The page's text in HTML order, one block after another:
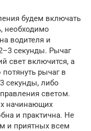
будем включать
необходимо
водителя и
секунды. Рычаг
свет включится, а
рычаг в
секунды, либо
светом.
начинающих
и практична. Не
и приятных всем